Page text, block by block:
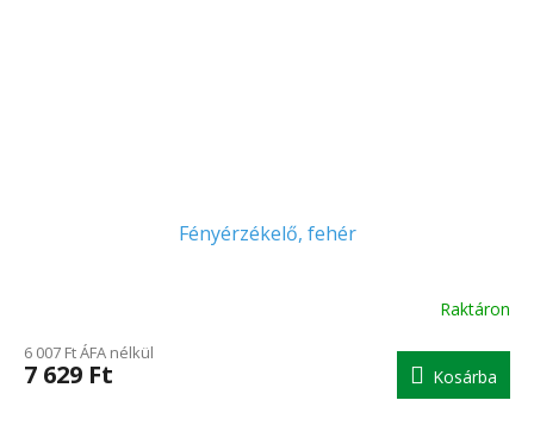
Fényérzékelő, fehér
Raktáron
6 007 Ft ÁFA nélkül
7 629 Ft Kosárba